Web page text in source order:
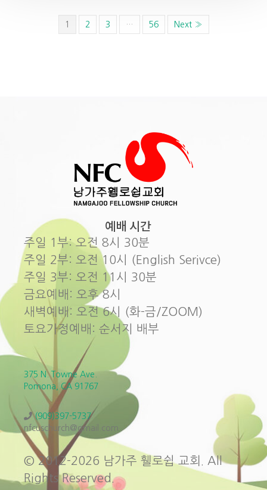
1 2 3 … 56 Next »
예배 시간
주일 1부: 오전 8시 30분
주일 2부: 오전 10시 (English Serivce)
주일 3부: 오전 11시 30분
금요예배: 오후 8시
새벽예배: 오전 6시 (화-금/ZOOM)
토요가정예배: 순서지 배부
375 N. Towne Ave.
Pomona, CA 91767
(909)397-5737
nfcuschurch@gmail.com
© 2012-2026 남가주 휄로쉽 교회. All
Rights Reserved.